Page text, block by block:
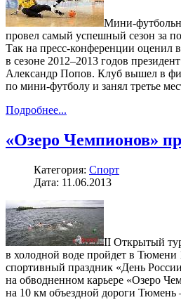
Мини-
провел самый успешный сезон за
Так на пресс-конференции оценил
в сезоне 2012–2013 годов
Александр Попов. Клуб вышел в
по мини-футболу и занял третье
Подробнее...
«Озеро Чемпионов»
Категория: Спорт
Дата: 11.06.2013
II Открытый
в холодной воде пройдет в
спортивный праздник «День
на обводненном карьере «Озеро
на 10 км объездной дороги